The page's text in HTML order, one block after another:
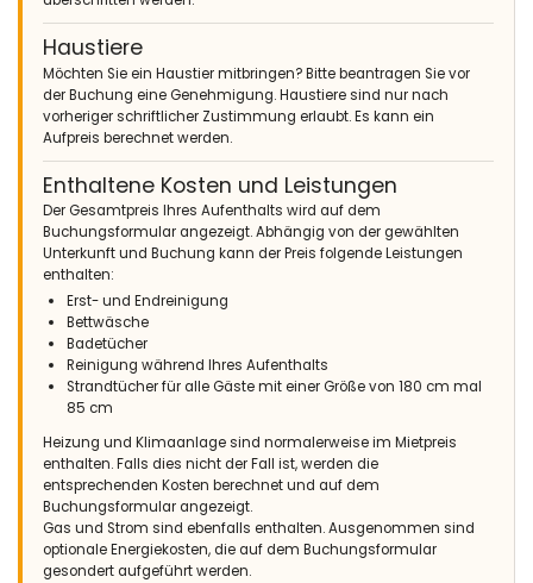
Haustiere
Möchten Sie ein Haustier mitbringen? Bitte beantragen Sie vor
der Buchung eine Genehmigung. Haustiere sind nur nach
vorheriger schriftlicher Zustimmung erlaubt. Es kann ein
Aufpreis berechnet werden.
Enthaltene Kosten und Leistungen
Der Gesamtpreis Ihres Aufenthalts wird auf dem
Buchungsformular angezeigt. Abhängig von der gewählten
Unterkunft und Buchung kann der Preis folgende Leistungen
enthalten:
Erst- und Endreinigung
Bettwäsche
Badetücher
Reinigung während Ihres Aufenthalts
Strandtücher für alle Gäste mit einer Größe von 180 cm mal
85 cm
Heizung und Klimaanlage sind normalerweise im Mietpreis
enthalten. Falls dies nicht der Fall ist, werden die
entsprechenden Kosten berechnet und auf dem
Buchungsformular angezeigt.
Gas und Strom sind ebenfalls enthalten. Ausgenommen sind
optionale Energiekosten, die auf dem Buchungsformular
gesondert aufgeführt werden.